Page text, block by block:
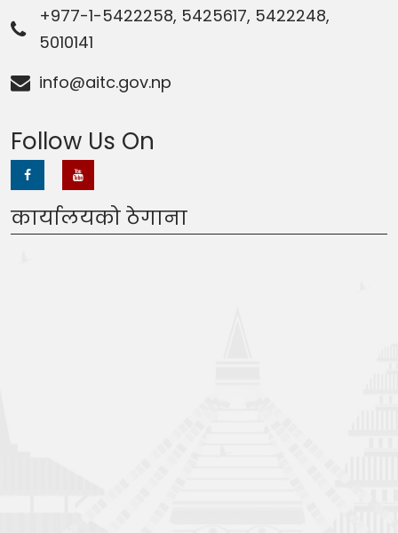
+977-1-5422258, 5425617, 5422248,
5010141
info@aitc.gov.np
Follow Us On
कार्यालयको ठेगाना